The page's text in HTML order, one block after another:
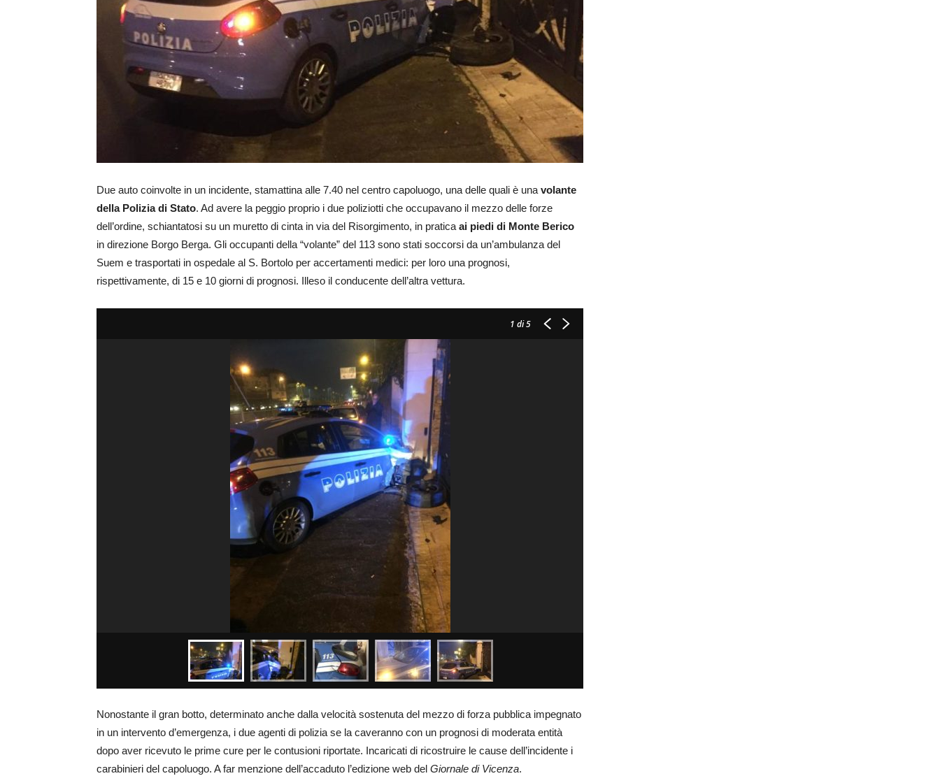
Due auto coinvolte in un incidente, stamattina alle 7.40 nel centro capoluogo, una delle quali è una volante
della Polizia di Stato. Ad avere la peggio proprio i due poliziotti che occupavano il mezzo delle forze
dell’ordine, schiantatosi su un muretto di cinta in via del Risorgimento, in pratica ai piedi di Monte Berico
in direzione Borgo Berga. Gli occupanti della “volante” del 113 sono stati soccorsi da un’ambulanza del
Suem e trasportati in ospedale al S. Bortolo per accertamenti medici: per loro una prognosi,
rispettivamente, di 15 e 10 giorni di prognosi. Illeso il conducente dell’altra vettura.
1 di 5
Nonostante il gran botto, determinato anche dalla velocità sostenuta del mezzo di forza pubblica impegnato
in un intervento d’emergenza, i due agenti di polizia se la caveranno con un prognosi di moderata entità
dopo aver ricevuto le prime cure per le contusioni riportate. Incaricati di ricostruire le cause dell’incidente i
carabinieri del capoluogo. A far menzione dell’accaduto l’edizione web del Giornale di Vicenza.